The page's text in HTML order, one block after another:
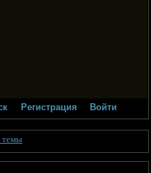
Регистрация Войти
темы